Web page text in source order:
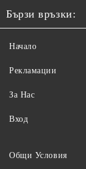
Бързи връзки:
Начало
Рекламации
За Нас
Вход
Общи Условия